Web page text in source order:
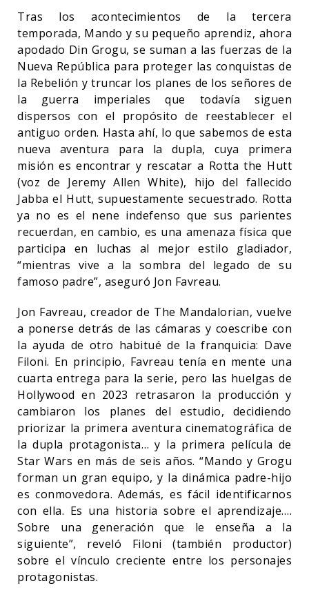
Tras los acontecimientos de la tercera
temporada, Mando y su pequeño aprendiz, ahora
apodado Din Grogu, se suman a las fuerzas de la
Nueva República para proteger las conquistas de
la Rebelión y truncar los planes de los señores de
la guerra imperiales que todavía siguen
dispersos con el propósito de reestablecer el
antiguo orden. Hasta ahí, lo que sabemos de esta
nueva aventura para la dupla, cuya primera
misión es encontrar y rescatar a Rotta the Hutt
(voz de Jeremy Allen White), hijo del fallecido
Jabba el Hutt, supuestamente secuestrado. Rotta
ya no es el nene indefenso que sus parientes
recuerdan, en cambio, es una amenaza física que
participa en luchas al mejor estilo gladiador,
“mientras vive a la sombra del legado de su
famoso padre”, aseguró Jon Favreau.
Jon Favreau, creador de The Mandalorian, vuelve
a ponerse detrás de las cámaras y coescribe con
la ayuda de otro habitué de la franquicia: Dave
Filoni. En principio, Favreau tenía en mente una
cuarta entrega para la serie, pero las huelgas de
Hollywood en 2023 retrasaron la producción y
cambiaron los planes del estudio, decidiendo
priorizar la primera aventura cinematográfica de
la dupla protagonista… y la primera película de
Star Wars en más de seis años. “Mando y Grogu
forman un gran equipo, y la dinámica padre-hijo
es conmovedora. Además, es fácil identificarnos
con ella. Es una historia sobre el aprendizaje….
Sobre una generación que le enseña a la
siguiente”, reveló Filoni (también productor)
sobre el vínculo creciente entre los personajes
protagonistas.